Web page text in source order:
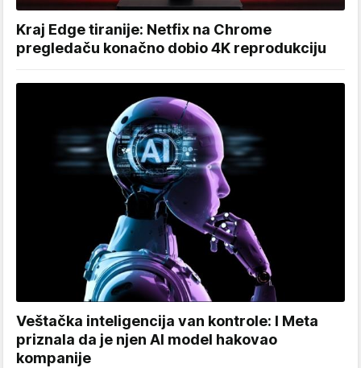
Kraj Edge tiranije: Netfix na Chrome
pregledaču konačno dobio 4K reprodukciju
Veštačka inteligencija van kontrole: I Meta
priznala da je njen AI model hakovao
kompanije